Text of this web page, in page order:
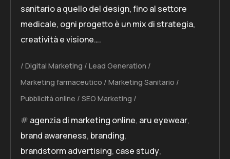
sanitario a quello del design, fino al settore
medicale, ogni progetto è un mix di strategia,
creatività e visione….
Digital Marketing
Lead Generation
Marketing farmaceutico
Marketing Sanitario
Pubblicità online
SEO Marketing
agenzia di marketing online, aru eyewear,
brand awareness, branding,
brandstorm advertising, case study,